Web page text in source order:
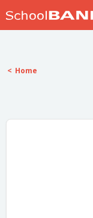
Home